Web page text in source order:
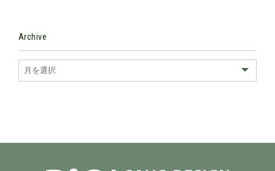
Archive